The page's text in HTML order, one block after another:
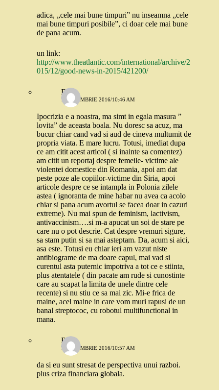
adica, „cele mai bune timpuri” nu inseamna „cele
mai bune timpuri posibile”, ci doar cele mai bune
de pana acum.
un link:
http://www.theatlantic.com/international/archive/2
015/12/good-news-in-2015/421200/
Deea
7 OCTOMBRIE 2016/10:46 AM
Ipocrizia e a noastra, ma simt in egala masura ”
lovita” de aceasta boala. Nu doresc sa acuz, ma
bucur chiar cand vad si aud de cineva multumit de
propria viata. E mare lucru. Totusi, imediat dupa
ce am citit acest articol ( si inainte sa comentez)
am citit un reportaj despre femeile- victime ale
violentei domestice din Romania, apoi am dat
peste poze ale copiilor-victime din Siria, apoi
articole despre ce se intampla in Polonia zilele
astea ( ignoranta de mine habar nu avea ca acolo
chiar si pana acum avortul se facea doar in cazuri
extreme). Nu mai spun de feminism, lactivism,
antivaccinism….si m-a apucat un soi de stare pe
care nu o pot descrie. Cat despre vremuri sigure,
sa stam putin si sa mai asteptam. Da, acum si aici,
asa este. Totusi eu chiar ieri am vazut niste
antibiograme de ma doare capul, mai vad si
curentul asta puternic impotriva a tot ce e stiinta,
plus atentatele ( din pacate am rude si cunostinte
care au scapat la limita de unele dintre cele
recente) si nu stiu ce sa mai zic. Mi-e frica de
maine, acel maine in care vom muri rapusi de un
banal streptococ, cu robotul multifunctional in
mana.
Robo
7 OCTOMBRIE 2016/10:57 AM
da si eu sunt stresat de perspectiva unui razboi.
plus criza financiara globala.